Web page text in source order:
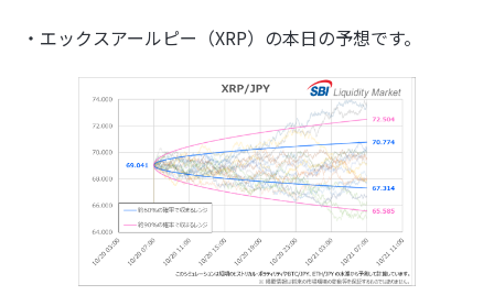
・エックスアールピー（XRP）の本日の予想です。